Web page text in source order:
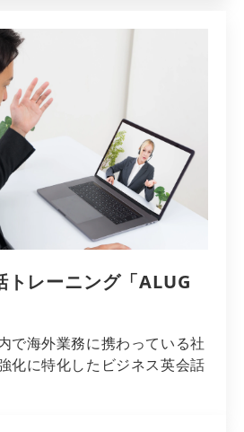
トレーニング「ALUG
で海外業務に携わっている社
化に特化したビジネス英会話